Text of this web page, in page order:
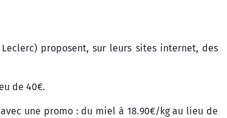
proposent, sur leurs sites internet, des
de 40€.
une promo : du miel à 18.90€/kg au lieu de